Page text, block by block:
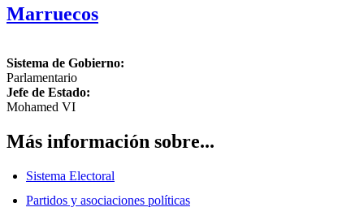
Marruecos
Sistema de Gobierno:
Parlamentario
Jefe de Estado:
Mohamed VI
Más información sobre...
Sistema Electoral
Partidos y asociaciones políticas